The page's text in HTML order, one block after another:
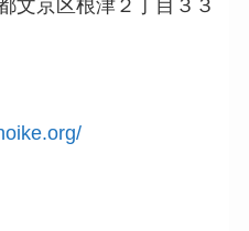
文京区根津２丁目３３